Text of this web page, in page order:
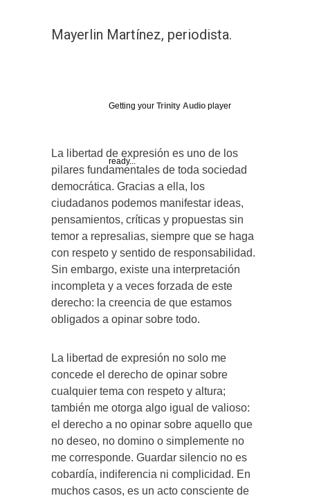
Mayerlin Martínez, periodista.
Getting your Trinity Audio player
ready...
La libertad de expresión es uno de los
pilares fundamentales de toda sociedad
democrática. Gracias a ella, los
ciudadanos podemos manifestar ideas,
pensamientos, críticas y propuestas sin
temor a represalias, siempre que se haga
con respeto y sentido de responsabilidad.
Sin embargo, existe una interpretación
incompleta y a veces forzada de este
derecho: la creencia de que estamos
obligados a opinar sobre todo.
La libertad de expresión no solo me
concede el derecho de opinar sobre
cualquier tema con respeto y altura;
también me otorga algo igual de valioso:
el derecho a no opinar sobre aquello que
no deseo, no domino o simplemente no
me corresponde. Guardar silencio no es
cobardía, indiferencia ni complicidad. En
muchos casos, es un acto consciente de